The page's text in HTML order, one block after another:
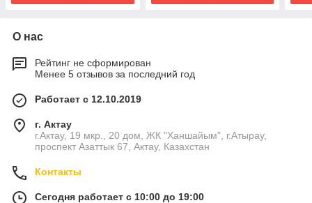
О нас
Рейтинг не сформирован
Менее 5 отзывов за последний год
Работает с 12.10.2019
г. Актау
г.Актау, 19 мкр., 20 дом, ЖК "Ханшайым", г.Атырау,
проспект Азаттык 67, Актау, Казахстан
Контакты
Сегодня работает с 10:00 до 19:00